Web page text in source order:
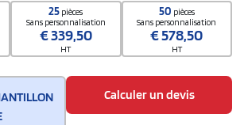
25 pièces
Sans personnalisation
€339,50
HT
50 pièces
Sans personnalisation
€578,50
HT
Calculer un devis